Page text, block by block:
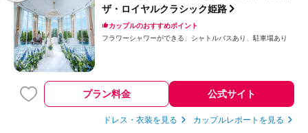
ザ・ロイヤルクラシック姫路
カップルのおすすめポイント
フラワーシャワーができる
シャトルバスあり 駐車場あり
プラン料金 公式サイト
ドレス・衣装を見る カップルレポートを見る